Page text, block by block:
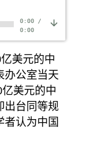
0:00/
0:00
美元的中
办公室当天
美元的中
出台同等规
者认为中国